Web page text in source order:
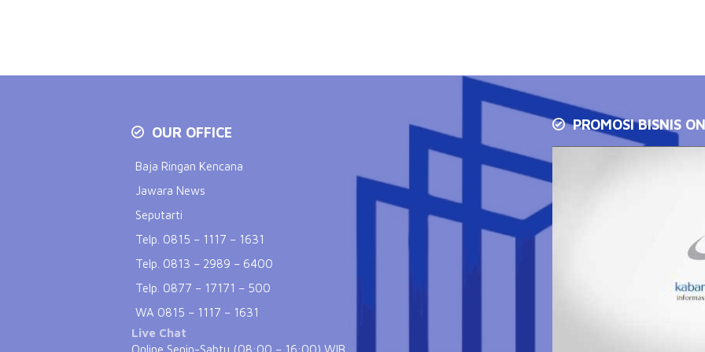
OUR OFFICE
Baja Ringan Kencana
Jawara News
Seputarti
Telp. 0815 – 1117 – 1631
Telp. 0813 – 2989 – 6400
Telp. 0877 – 17171 – 500
WA 0815 – 1117 – 1631
Live Chat
PROMOSI BISNIS